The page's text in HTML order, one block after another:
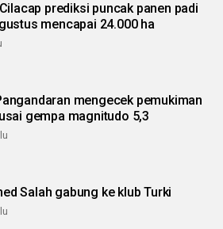
prediksi puncak panen padi
mencapai 24.000 ha
mengecek pemukiman
gempa magnitudo 5,3
Salah gabung ke klub Turki